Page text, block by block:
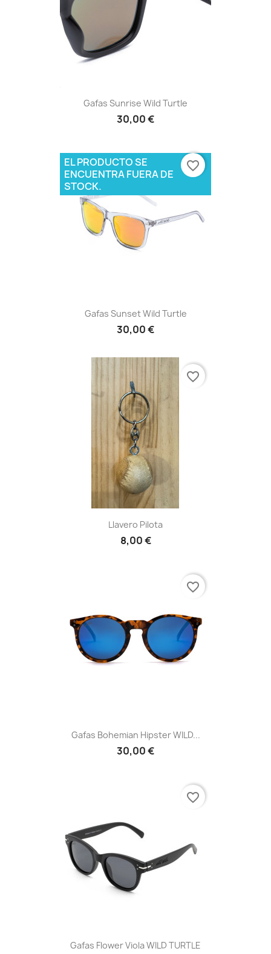
Gafas Sunrise Wild Turtle
30,00 €
Gafas Sunset Wild Turtle
30,00 €
EL PRODUCTO SE
ENCUENTRA FUERA DE
STOCK.
favorite_border
Llavero Pilota
8,00 €
favorite_border
Gafas Bohemian Hipster WILD...
30,00 €
favorite_border
Gafas Flower Viola WILD TURTLE
favorite_border